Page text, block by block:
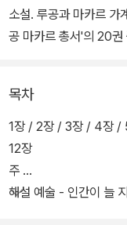
소설. 루공과 마카르 가
공 마카르 총서'의 20권
와 불안한 삶을 클로드
비참한 말로를 통해 생
클로드 랑티에는 당시
앞선 혁명적 화가다. 그
목차
1장 / 2장 / 3장 / 4장 /
12장
주
해설 예술 - 인간이 늘